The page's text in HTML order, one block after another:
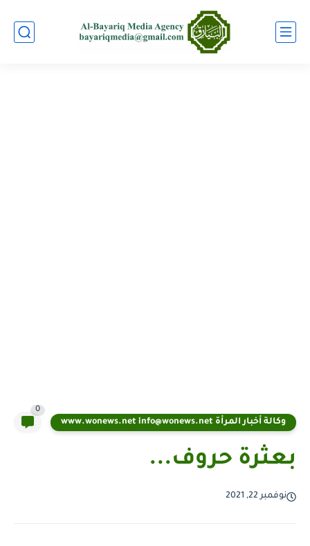
وكالة أخبار المرأة www.wonews.net info@wonews.net
0
بعثرة حروف...
نوفمبر 22, 2021